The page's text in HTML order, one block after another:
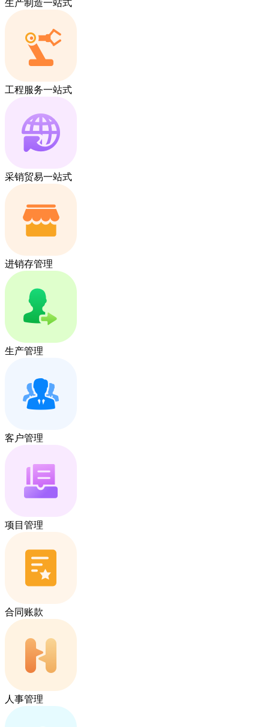
生产制造一站式
工程服务一站式
采销贸易一站式
进销存管理
生产管理
客户管理
项目管理
合同账款
人事管理